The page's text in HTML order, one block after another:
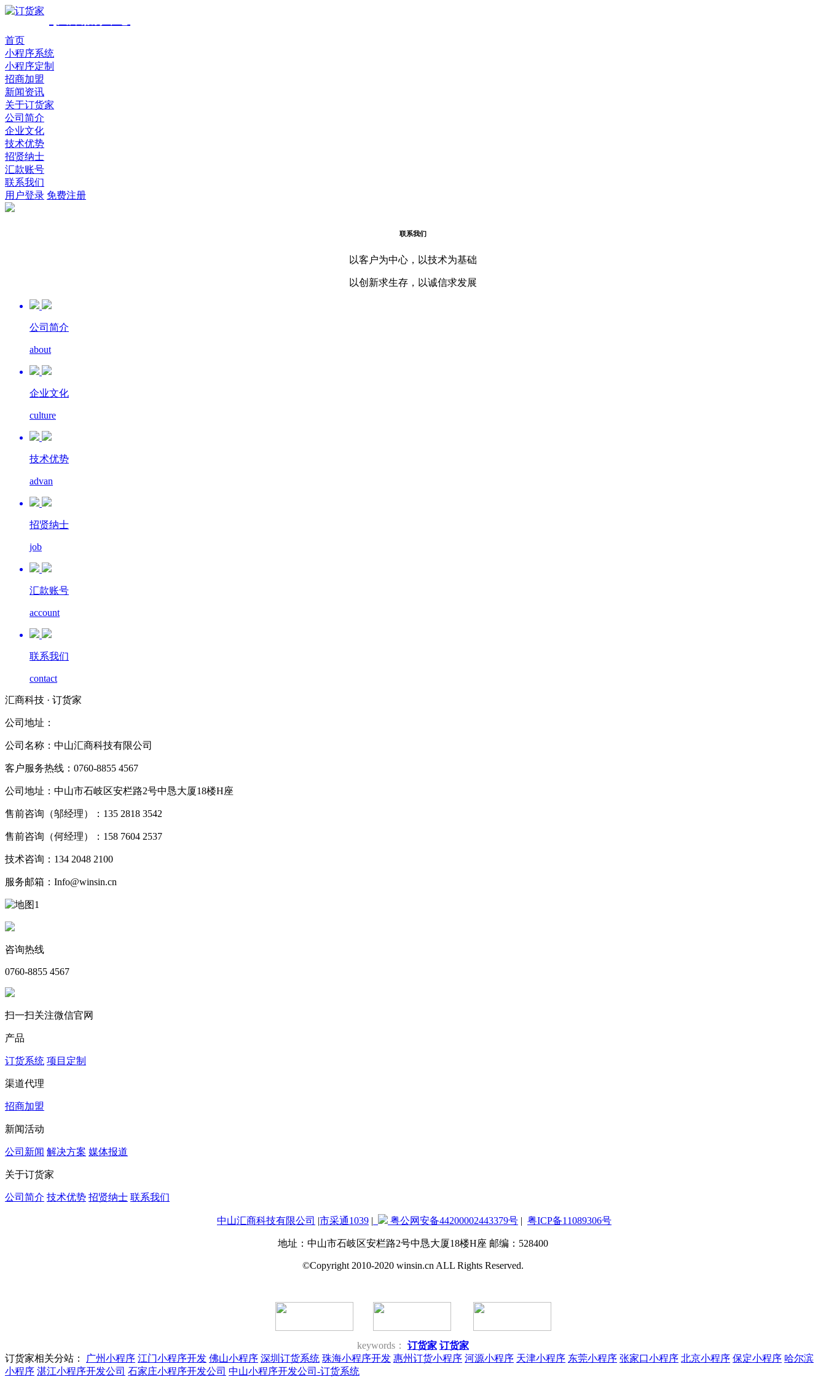
首页
小程序系统
小程序定制
招商加盟
新闻资讯
关于订货家
公司简介
企业文化
技术优势
招贤纳士
汇款账号
联系我们
用户登录 免费注册
联系我们
以客户为中心，以技术为基础
以创新求生存，以诚信求发展
公司简介
about
企业文化
culture
技术优势
advan
招贤纳士
job
汇款账号
account
联系我们
contact
汇商科技 · 订货家
公司地址：
公司名称：中山汇商科技有限公司
客户服务热线：0760-8855 4567
公司地址：中山市石岐区安栏路2号中恳大厦18楼H座
售前咨询（邬经理）：135 2818 3542
售前咨询（何经理）：158 7604 2537
技术咨询：134 2048 2100
服务邮箱：Info@winsin.cn
咨询热线
0760-8855 4567
扫一扫关注微信官网
产品
订货系统 项目定制
渠道代理
招商加盟
新闻活动
公司新闻 解决方案 媒体报道
关于订货家
公司简介 技术优势 招贤纳士 联系我们
中山汇商科技有限公司 |市采通1039 | 粤公网安备44200002443379号 | 粤ICP备11089306号
地址：中山市石岐区安栏路2号中恳大厦18楼H座 邮编：528400
©Copyright 2010-2020 winsin.cn ALL Rights Reserved.
keywords： 订货家 订货家
订货家相关分站：
广州小程序 江门小程序开发 佛山小程序 深圳订货系统 珠海小程序开发 惠州订货小程序 河源小程序 天津小程序 东莞小程序 张家口小程序 北京小程序 保定小程序 哈尔滨
小程序 湛江小程序开发公司 石家庄小程序开发公司 中山小程序开发公司-订货系统